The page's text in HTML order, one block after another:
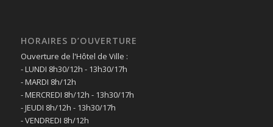
HORAIRES D’OUVERTURE
Ouverture de l'Hôtel de Ville :
- LUNDI 8h30/12h - 13h30/17h
- MARDI 8h/12h
- MERCREDI 8h/12h - 13h30/17h
- JEUDI 8h/12h - 13h30/17h
- VENDREDI 8h/12h